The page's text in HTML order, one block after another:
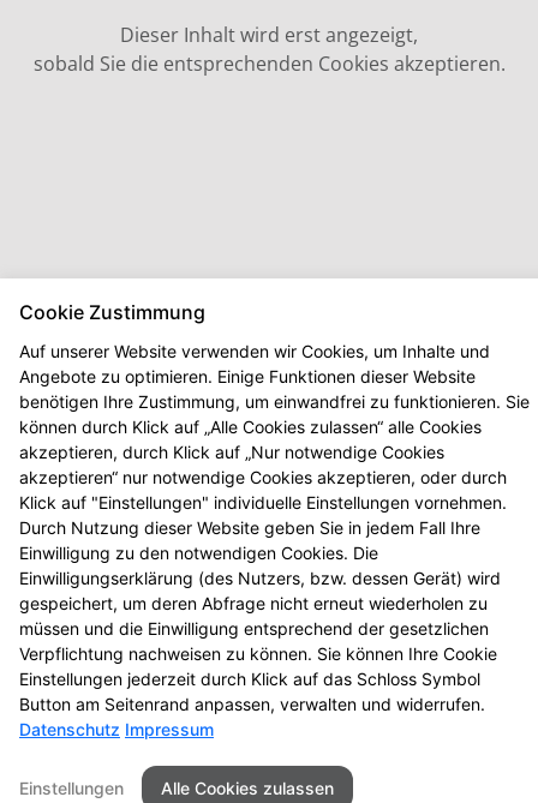
Dieser Inhalt wird erst angezeigt,
sobald Sie die entsprechenden Cookies akzeptieren.
Seitenübersicht Kontakt
Impressum
Datenschutz
Barrierefreiheit
© 2026 Delphin Apotheke
Cookie Zustimmung
Auf unserer Website verwenden wir Cookies, um Inhalte und
Angebote zu optimieren. Einige Funktionen dieser Website
benötigen Ihre Zustimmung, um einwandfrei zu funktionieren. Sie
können durch Klick auf „Alle Cookies zulassen“ alle Cookies
akzeptieren, durch Klick auf „Nur notwendige Cookies
akzeptieren“ nur notwendige Cookies akzeptieren, oder durch
Klick auf "Einstellungen" individuelle Einstellungen vornehmen.
Durch Nutzung dieser Website geben Sie in jedem Fall Ihre
Einwilligung zu den notwendigen Cookies. Die
Einwilligungserklärung (des Nutzers, bzw. dessen Gerät) wird
gespeichert, um deren Abfrage nicht erneut wiederholen zu
müssen und die Einwilligung entsprechend der gesetzlichen
Verpflichtung nachweisen zu können. Sie können Ihre Cookie
Einstellungen jederzeit durch Klick auf das Schloss Symbol
Button am Seitenrand anpassen, verwalten und widerrufen.
Datenschutz Impressum
Einstellungen Alle Cookies zulassen